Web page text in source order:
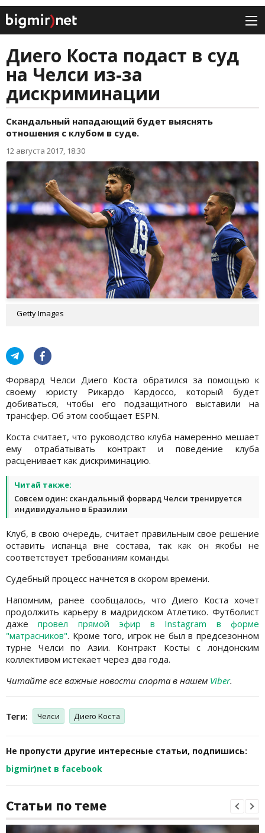
Диего Коста подаст в суд
на Челси из-за
дискриминации
Скандальный нападающий будет выяснять
отношения с клубом в суде.
12 августа 2017, 18:30
Getty Images
Форвард Челси Диего Коста обратился за помощью к
своему юристу Рикардо Кардоссо, который будет
добиваться, чтобы его подзащитного выставили на
трансфер. Об этом сообщает ESPN.
Коста считает, что руководство клуба намеренно мешает
ему отрабатывать контракт и поведение клуба
расценивает как дискриминацию.
Читай также:
Совсем один: скандальный форвард Челси тренируется
индивидуально в Бразилии
Клуб, в свою очередь, считает правильным свое решение
оставить испанца вне состава, так как он якобы не
соответствует требованиям команды.
Судебный процесс начнется в скором времени.
Напомним, ранее сообщалось, что Диего Коста хочет
продолжить карьеру в мадридском Атлетико. Футболист
дажепровел прямой эфир в Instagram в форме
"матрасников". Кроме того, игрок не был в предсезонном
турне Челси по Азии. Контракт Косты с лондонским
коллективом истекает через два года.
Читайте все важные новости спорта в нашем Viber.
Теги: Челси Диего Коста
Не пропусти другие интересные статьи, подпишись:
bigmir)net в facebook
Статьи по теме